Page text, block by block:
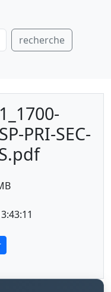
recherche
PRI-SEC-